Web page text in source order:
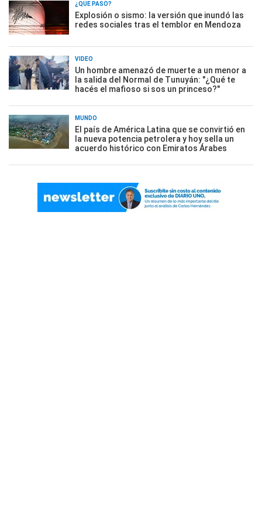
¿QUÉ PASÓ?
Explosión o sismo: la versión que inundó las
redes sociales tras el temblor en Mendoza
VIDEO
Un hombre amenazó de muerte a un menor a
la salida del Normal de Tunuyán: "¿Qué te
hacés el mafioso si sos un princeso?"
MUNDO
El país de América Latina que se convirtió en
la nueva potencia petrolera y hoy sella un
acuerdo histórico con Emiratos Árabes